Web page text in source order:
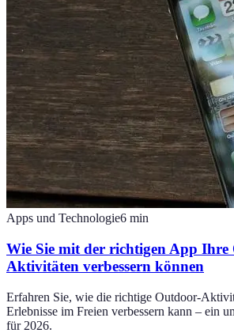
Apps und Technologie6 min
Wie Sie mit der richtigen App Ihre
Aktivitäten verbessern können
Erfahren Sie, wie die richtige Outdoor-
Erlebnisse im Freien verbessern kann – ein
für 2026.